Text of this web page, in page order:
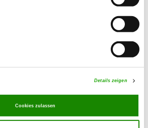
Details zeigen
Cookies zulassen
Krs. Karlsruhe
Details